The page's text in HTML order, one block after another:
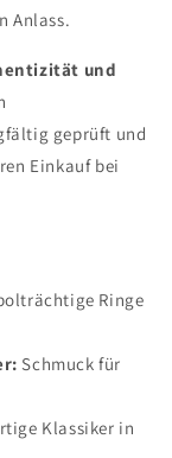
Anlass.
und
geprüft und
Einkauf bei
Ringe
Schmuck für
Klassiker in